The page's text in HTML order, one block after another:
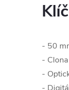
- 50
-
-